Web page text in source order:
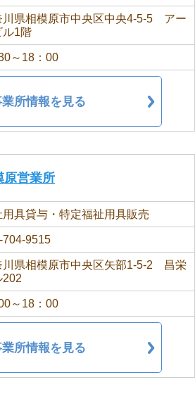
川県相模原市中央区中央4-5-5 アー
ル1階
～18：00
所情報を見る
営業所
用具貸与・特定福祉用具販売
704-9515
川県相模原市中央区矢部1-5-2 昌栄
202
～18：00
所情報を見る